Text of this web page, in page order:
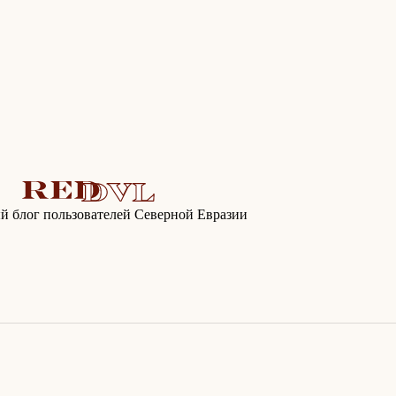
блог пользователей Северной Евразии